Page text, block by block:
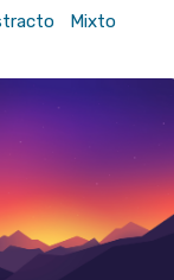
Mixto